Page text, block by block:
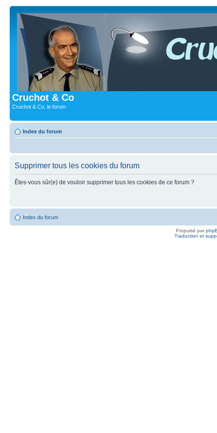
Cruchot & Co
Cruchot & Co, le forum
Index du forum
Supprimer tous les cookies du forum
Êtes-vous sûr(e) de vouloir supprimer tous les cookies de ce forum ?
Index du forum
Propulsé par
Traduction et